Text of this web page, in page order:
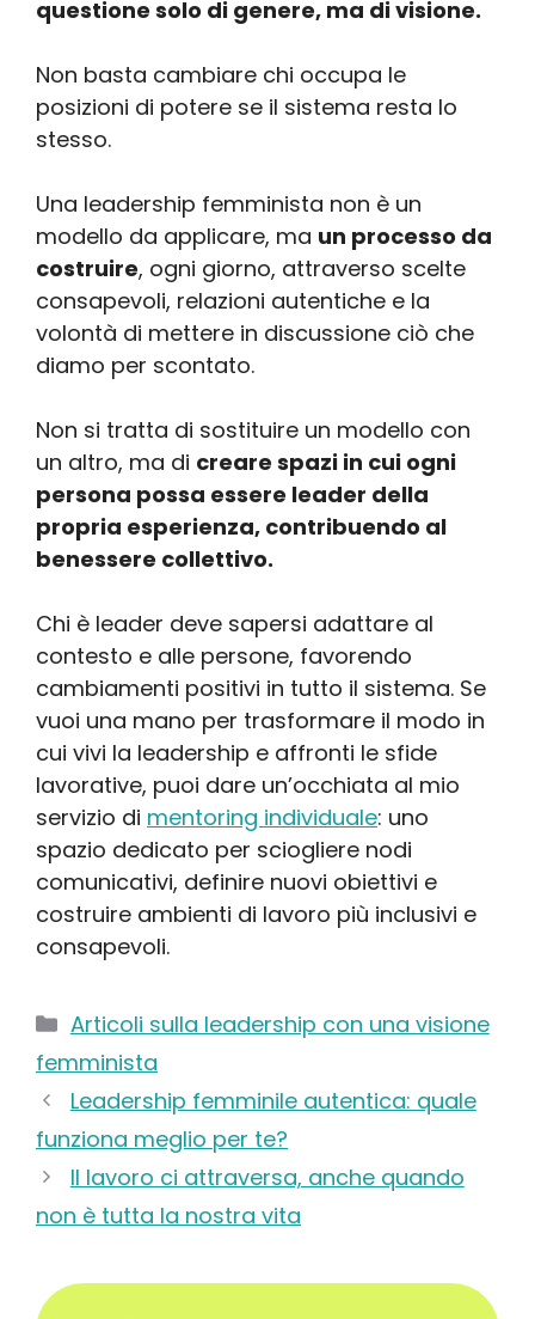
questione solo di genere, ma di visione.
Non basta cambiare chi occupa le
posizioni di potere se il sistema resta lo
stesso.
Una leadership femminista non è un
modello da applicare, ma un processo da
costruire, ogni giorno, attraverso scelte
consapevoli, relazioni autentiche e la
volontà di mettere in discussione ciò che
diamo per scontato.
Non si tratta di sostituire un modello con
un altro, ma di creare spazi in cui ogni
persona possa essere leader della
propria esperienza, contribuendo al
benessere collettivo.
Chi è leader deve sapersi adattare al
contesto e alle persone, favorendo
cambiamenti positivi in tutto il sistema. Se
vuoi una mano per trasformare il modo in
cui vivi la leadership e affronti le sfide
lavorative, puoi dare un’occhiata al mio
servizio di mentoring individuale: uno
spazio dedicato per sciogliere nodi
comunicativi, definire nuovi obiettivi e
costruire ambienti di lavoro più inclusivi e
consapevoli.
Categorie
Articoli sulla leadership con una visione
femminista
Leadership femminile autentica: quale
funziona meglio per te?
Il lavoro ci attraversa, anche quando
non è tutta la nostra vita